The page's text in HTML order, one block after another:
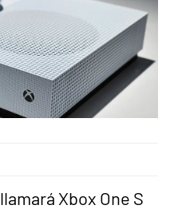
Xbox One S